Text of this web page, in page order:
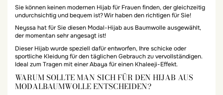
Sie können keinen modernen Hijab für Frauen finden, der gleichzeitig
undurchsichtig und bequem ist? Wir haben den richtigen für Sie!
Neyssa hat für Sie diesen Modal-Hijab aus Baumwolle ausgewählt,
der momentan sehr angesagt ist!
Dieser Hijab wurde speziell dafür entworfen, Ihre schicke oder
sportliche Kleidung für den täglichen Gebrauch zu vervollständigen.
Ideal zum Tragen mit einer Abaya für einen Khaleeji-Effekt.
WARUM SOLLTE MAN SICH FÜR DEN HIJAB AUS
MODALBAUMWOLLE ENTSCHEIDEN?